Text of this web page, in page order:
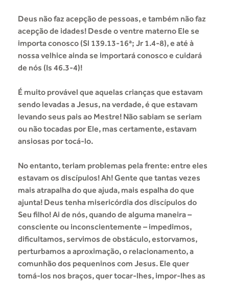
Deus não faz acepção de pessoas, e também não faz
acepção de idades! Desde o ventre materno Ele se
importa conosco (Sl 139.13-16ª; Jr 1.4-8), e até à
nossa velhice ainda se importará conosco e cuidará
de nós (Is 46.3-4)!
É muito provável que aquelas crianças que estavam
sendo levadas a Jesus, na verdade, é que estavam
levando seus pais ao Mestre! Não sabiam se seriam
ou não tocadas por Ele, mas certamente, estavam
ansiosas por tocá-lo.
No entanto, teriam problemas pela frente: entre eles
estavam os discípulos! Ah! Gente que tantas vezes
mais atrapalha do que ajuda, mais espalha do que
ajunta! Deus tenha misericórdia dos discípulos do
Seu filho! Ai de nós, quando de alguma maneira –
consciente ou inconscientemente – impedimos,
dificultamos, servimos de obstáculo, estorvamos,
perturbamos a aproximação, o relacionamento, a
comunhão dos pequeninos com Jesus. Ele quer
tomá-los nos braços, quer tocar-lhes, impor-lhes as